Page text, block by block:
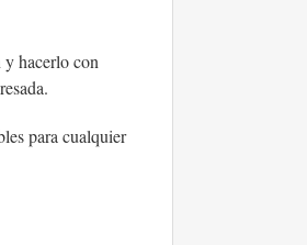
y hacerlo con
para cualquier